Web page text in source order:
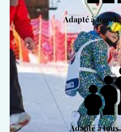
Adapté à tous
Adapté à tous